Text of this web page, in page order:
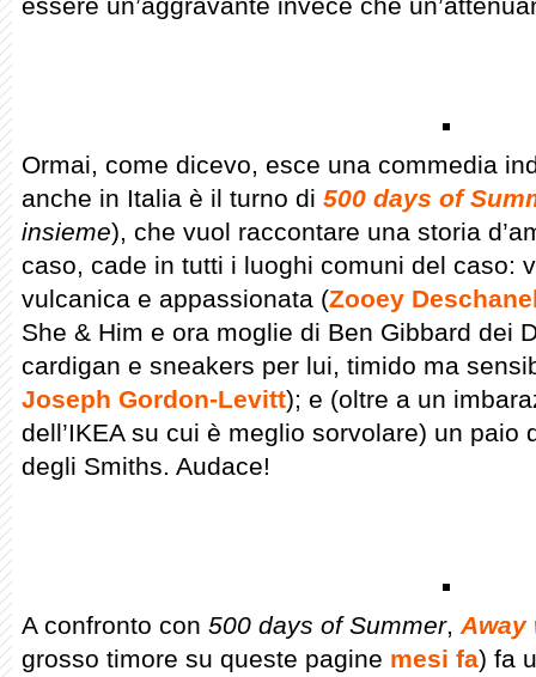
Ormai, come dicevo, esce una commedia
anche in Italia è il turno di 500 days of
insieme), che vuol raccontare una storia
caso, cade in tutti i luoghi comuni del caso:
vulcanica e appassionata (Zooey
She & Him e ora moglie di Ben Gibbard dei
cardigan e sneakers per lui, timido ma
Joseph Gordon-Levitt); e (oltre a un
dell’IKEA su cui è meglio sorvolare) un paio
degli Smiths. Audace!
A confronto con 500 days of Summer, Away
grosso timore su queste pagine mesi fa) fa